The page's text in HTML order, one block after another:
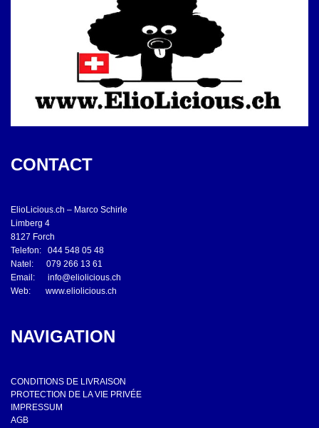
CONTACT
ElioLicious.ch – Marco Schirle
Limberg 4
8127 Forch
Telefon: 044 548 05 48
Natel: 079 266 13 61
Email: info@eliolicious.ch
Web: www.eliolicious.ch
NAVIGATION
CONDITIONS DE LIVRAISON
PROTECTION DE LA VIE PRIVÉE
IMPRESSUM
AGB